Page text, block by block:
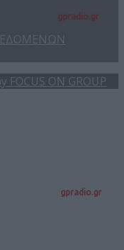
gpradio.gr
FOCUS ON GROUP
gpradio.gr